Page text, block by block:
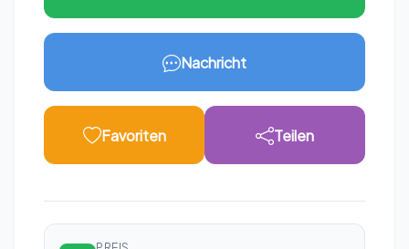
Nachricht
Favoriten Teilen